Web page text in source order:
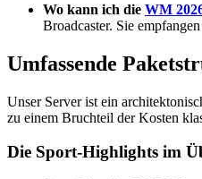
Wo kann ich die WM
Broadcaster. Sie
Umfassende
Unser Server ist ein
zu einem Bruchteil der Kosten
Die Sport-Highlights im